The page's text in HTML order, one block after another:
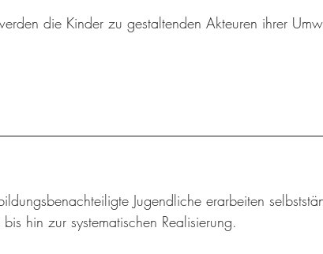
die Kinder zu gestaltenden Akteuren ihrer
Jugendliche erarbeiten
hin zur systematischen Realisierung.